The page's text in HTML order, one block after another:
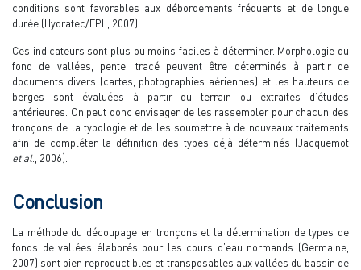
conditions sont favorables aux débordements fréquents et de longue
durée (Hydratec/EPL, 2007).
Ces indicateurs sont plus ou moins faciles à déterminer. Morphologie du
fond de vallées, pente, tracé peuvent être déterminés à partir de
documents divers (cartes, photographies aériennes) et les hauteurs de
berges sont évaluées à partir du terrain ou extraites d’études
antérieures. On peut donc envisager de les rassembler pour chacun des
tronçons de la typologie et de les soumettre à de nouveaux traitements
afin de compléter la définition des types déjà déterminés (Jacquemot
et al., 2006).
Conclusion
La méthode du découpage en tronçons et la détermination de types de
fonds de vallées élaborés pour les cours d’eau normands (Germaine,
2007) sont bien reproductibles et transposables aux vallées du bassin de